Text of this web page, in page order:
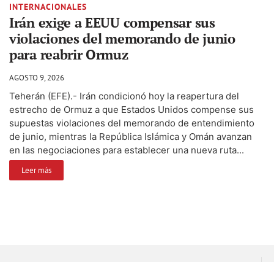
INTERNACIONALES
Irán exige a EEUU compensar sus
violaciones del memorando de junio
para reabrir Ormuz
AGOSTO 9, 2026
Teherán (EFE).- Irán condicionó hoy la reapertura del
estrecho de Ormuz a que Estados Unidos compense sus
supuestas violaciones del memorando de entendimiento
de junio, mientras la República Islámica y Omán avanzan
en las negociaciones para establecer una nueva ruta...
Leer más